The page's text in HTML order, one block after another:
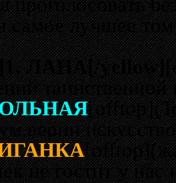
лучшее
ЛАНА[/yellow]
не гостит у